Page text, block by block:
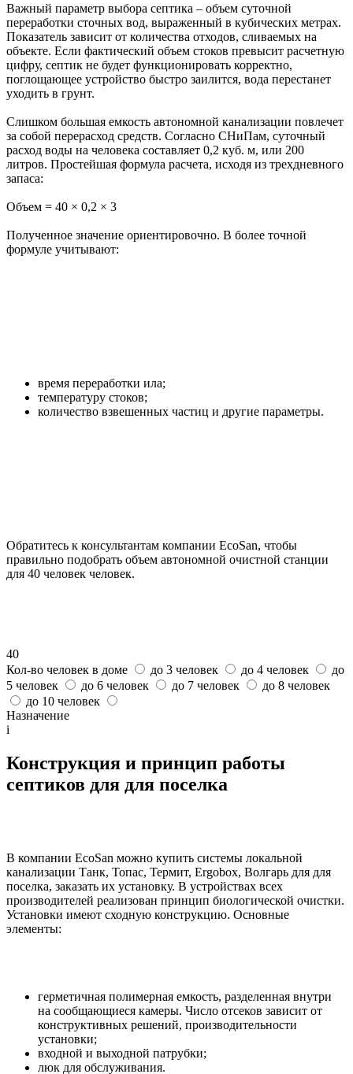
Важный параметр выбора септика – объем суточной
переработки сточных вод, выраженный в кубических метрах.
Показатель зависит от количества отходов, сливаемых на
объекте. Если фактический объем стоков превысит расчетную
цифру, септик не будет функционировать корректно,
поглощающее устройство быстро заилится, вода перестанет
уходить в грунт.
Слишком большая емкость автономной канализации повлечет
за собой перерасход средств. Согласно СНиПам, суточный
расход воды на человека составляет 0,2 куб. м, или 200
литров. Простейшая формула расчета, исходя из трехдневного
запаса:
Объем = 40 × 0,2 × 3
Полученное значение ориентировочно. В более точной
формуле учитывают:
время переработки ила;
температуру стоков;
количество взвешенных частиц и другие параметры.
Обратитесь к консультантам компании EcoSan, чтобы
правильно подобрать объем автономной очистной станции
для 40 человек человек.
40
Кол-во человек в доме
до 3 человек до 4 человек
до
5 человек
до 6 человек до 7 человек
до 8 человек
до 10 человек
Назначение
i
Конструкция и принцип работы
септиков для для поселка
В компании EcoSan можно купить системы локальной
канализации Танк, Топас, Термит, Ergobox, Волгарь для для
поселка, заказать их установку. В устройствах всех
производителей реализован принцип биологической очистки.
Установки имеют сходную конструкцию. Основные
элементы:
герметичная полимерная емкость, разделенная внутри
на сообщающиеся камеры. Число отсеков зависит от
конструктивных решений, производительности
установки;
входной и выходной патрубки;
люк для обслуживания.